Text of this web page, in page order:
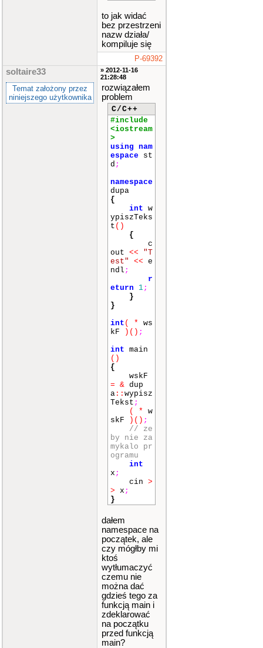
to jak widać
bez przestrzeni
nazw działa/
kompiluje się
P-69392
soltaire33
Temat założony przez
niniejszego użytkownika
» 2012-11-16
21:28:48
rozwiązałem
problem
C/C++
#include
<iostream
>
using nam
espace st
d ;
namespace
dupa
{
int w
ypiszTeks
t ()
{
c
out <<
"T
est"
<< e
ndl ;
r
eturn
1;
}
}
int ( *
ws
kF
) () ;
int main
()
{
wskF
= & dup
a :: wypisz
Tekst ;
(
*
w
skF
) () ;
// ze
by nie za
mykalo pr
ogramu
int
x ;
cin >
> x ;
}
dałem
namespace na
początek, ale
czy mógłby mi
ktoś
wytłumaczyć
czemu nie
można dać
gdzieś tego za
funkcją main i
zdeklarować
na początku
przed funkcją
main?